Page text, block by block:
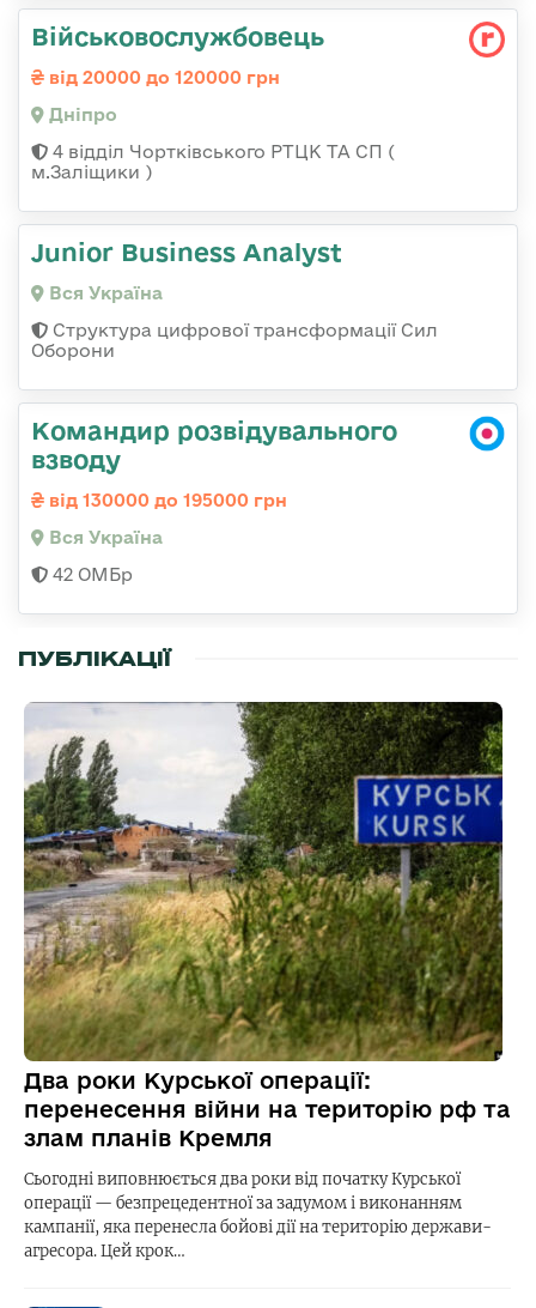
Військовослужбовець
від 20000 до 120000 грн
Дніпро
4 відділ Чортківського РТЦК ТА СП (
м.Заліщики )
Junior Business Analyst
Вся Україна
Структура цифрової трансформації Сил
Оборони
Командир розвідувального
взводу
від 130000 до 195000 грн
Вся Україна
42 ОМБр
ПУБЛІКАЦІЇ
Два роки Курської операції:
перенесення війни на територію рф та
злам планів Кремля
Сьогодні виповнюється два роки від початку Курської
операції — безпрецедентної за задумом і виконанням
кампанії, яка перенесла бойові дії на територію держави-
агресора. Цей крок…